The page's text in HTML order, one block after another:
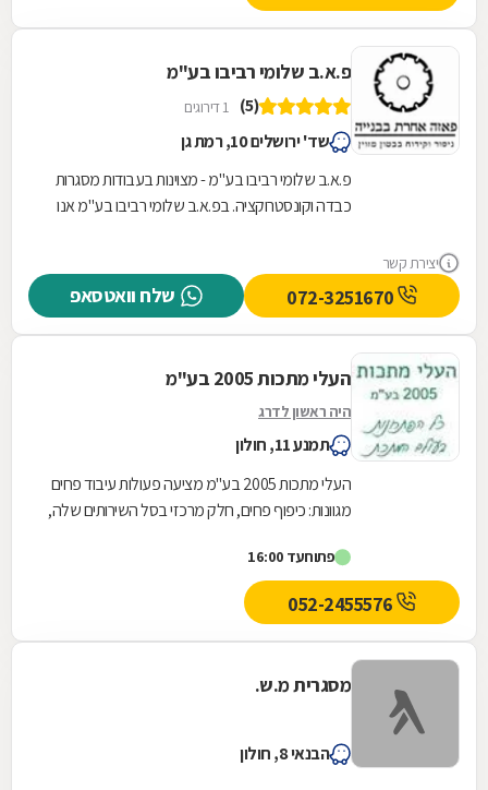
יצירת קשר
פ.א.ב שלומי רביבו בע"מ
(5) 1 דירוגים
שד' ירושלים 10, רמת גן
פ.א.ב שלומי רביבו בע"מ - מצוינות בעבודות מסגרות
כבדה וקונסטרוקציה. בפ.א.ב שלומי רביבו בע"מ אנו
שלח וואטסאפ
העלי מתכות 2005 בע"מ
היה ראשון לדרג
תמנע 11, חולון
העלי מתכות 2005 בע''מ מציעה פעולות עיבוד פחים
מגוונות: כיפוף פחים, חלק מרכזי בסל השירותים שלה,
20...פתוחעד 16:00
מסגרית מ.ש.
הבנאי 8, חולון